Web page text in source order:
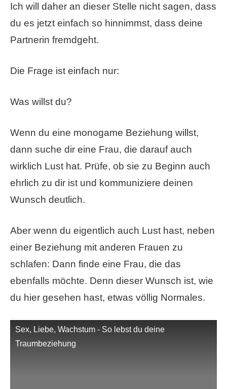
Ich will daher an dieser Stelle nicht sagen, dass
du es jetzt einfach so hinnimmst, dass deine
Partnerin fremdgeht.
Die Frage ist einfach nur:
Was willst du?
Wenn du eine monogame Beziehung willst,
dann suche dir eine Frau, die darauf auch
wirklich Lust hat. Prüfe, ob sie zu Beginn auch
ehrlich zu dir ist und kommuniziere deinen
Wunsch deutlich.
Aber wenn du eigentlich auch Lust hast, neben
einer Beziehung mit anderen Frauen zu
schlafen: Dann finde eine Frau, die das
ebenfalls möchte. Denn dieser Wunsch ist, wie
du hier gesehen hast, etwas völlig Normales.
Sex, Liebe, Wachstum - So lebst du deine
Traumbeziehung